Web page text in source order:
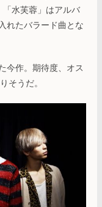
「水芙蓉」はアルバ
れたバラード曲とな
今作。期待度、オス
そうだ。